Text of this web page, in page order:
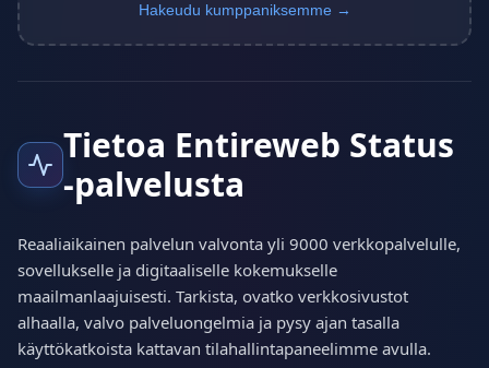
Hakeudu kumppaniksemme →
Tietoa Entireweb Status
-palvelusta
Reaaliaikainen palvelun valvonta yli 9000 verkkopalvelulle,
sovellukselle ja digitaaliselle kokemukselle
maailmanlaajuisesti. Tarkista, ovatko verkkosivustot
alhaalla, valvo palveluongelmia ja pysy ajan tasalla
käyttökatkoista kattavan tilahallintapaneelimme avulla.